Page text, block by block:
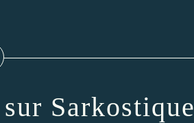
Sarkostique